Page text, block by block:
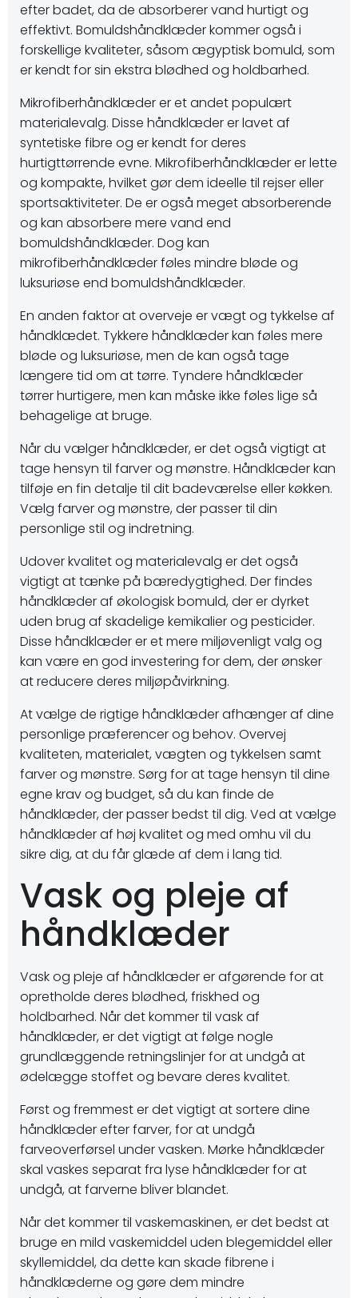
efter badet, da de absorberer vand hurtigt og
effektivt. Bomuldshåndklæder kommer også i
forskellige kvaliteter, såsom ægyptisk bomuld, som
er kendt for sin ekstra blødhed og holdbarhed.
Mikrofiberhåndklæder er et andet populært
materialevalg. Disse håndklæder er lavet af
syntetiske fibre og er kendt for deres
hurtigttørrende evne. Mikrofiberhåndklæder er lette
og kompakte, hvilket gør dem ideelle til rejser eller
sportsaktiviteter. De er også meget absorberende
og kan absorbere mere vand end
bomuldshåndklæder. Dog kan
mikrofiberhåndklæder føles mindre bløde og
luksuriøse end bomuldshåndklæder.
En anden faktor at overveje er vægt og tykkelse af
håndklædet. Tykkere håndklæder kan føles mere
bløde og luksuriøse, men de kan også tage
længere tid om at tørre. Tyndere håndklæder
tørrer hurtigere, men kan måske ikke føles lige så
behagelige at bruge.
Når du vælger håndklæder, er det også vigtigt at
tage hensyn til farver og mønstre. Håndklæder kan
tilføje en fin detalje til dit badeværelse eller køkken.
Vælg farver og mønstre, der passer til din
personlige stil og indretning.
Udover kvalitet og materialevalg er det også
vigtigt at tænke på bæredygtighed. Der findes
håndklæder af økologisk bomuld, der er dyrket
uden brug af skadelige kemikalier og pesticider.
Disse håndklæder er et mere miljøvenligt valg og
kan være en god investering for dem, der ønsker
at reducere deres miljøpåvirkning.
At vælge de rigtige håndklæder afhænger af dine
personlige præferencer og behov. Overvej
kvaliteten, materialet, vægten og tykkelsen samt
farver og mønstre. Sørg for at tage hensyn til dine
egne krav og budget, så du kan finde de
håndklæder, der passer bedst til dig. Ved at vælge
håndklæder af høj kvalitet og med omhu vil du
sikre dig, at du får glæde af dem i lang tid.
Vask og pleje af
håndklæder
Vask og pleje af håndklæder er afgørende for at
opretholde deres blødhed, friskhed og
holdbarhed. Når det kommer til vask af
håndklæder, er det vigtigt at følge nogle
grundlæggende retningslinjer for at undgå at
ødelægge stoffet og bevare deres kvalitet.
Først og fremmest er det vigtigt at sortere dine
håndklæder efter farver, for at undgå
farveoverførsel under vasken. Mørke håndklæder
skal vaskes separat fra lyse håndklæder for at
undgå, at farverne bliver blandet.
Når det kommer til vaskemaskinen, er det bedst at
bruge en mild vaskemiddel uden blegemiddel eller
skyllemiddel, da dette kan skade fibrene i
håndklæderne og gøre dem mindre